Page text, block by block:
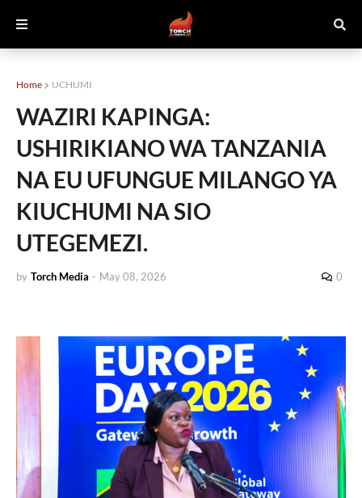
Home UCHUMI
WAZIRI KAPINGA:
USHIRIKIANO WA TANZANIA
NA EU UFUNGUE MILANGO YA
KIUCHUMI NA SIO
UTEGEMEZI.
by Torch Media - May 08, 2026 0